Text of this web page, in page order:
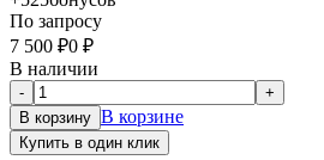
По запросу
7 500 ₽0 ₽
В наличии
-
+
В корзину В корзине
Купить в один клик